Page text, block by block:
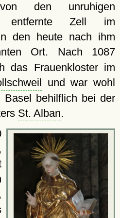
den unruhigen
entfernte Zell im
den heute nach ihm
Ort. Nach 1087
das Frauenkloster im
und war wohl
Basel behilflich bei der
St. Alban.